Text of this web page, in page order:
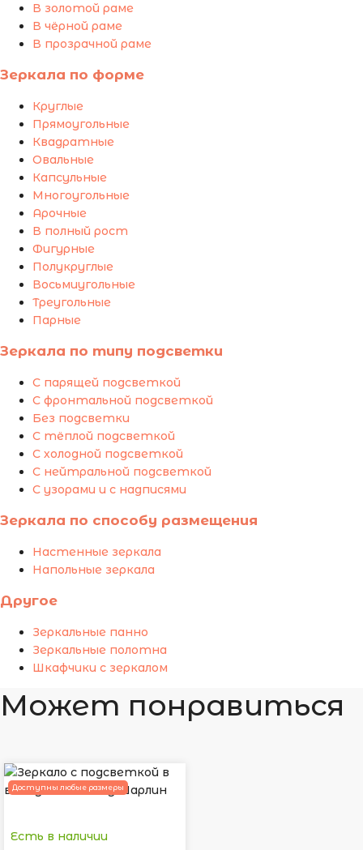
В золотой раме
В чёрной раме
В прозрачной раме
Зеркала по форме
Круглые
Прямоугольные
Квадратные
Овальные
Капсульные
Многоугольные
Арочные
В полный рост
Фигурные
Полукруглые
Восьмиугольные
Треугольные
Парные
Зеркала по типу подсветки
С парящей подсветкой
С фронтальной подсветкой
Без подсветки
С тёплой подсветкой
С холодной подсветкой
С нейтральной подсветкой
С узорами и с надписями
Зеркала по способу размещения
Настенные зеркала
Напольные зеркала
Другое
Зеркальные панно
Зеркальные полотна
Шкафчики с зеркалом
Может понравиться
Доступны любые размеры
Есть в наличии